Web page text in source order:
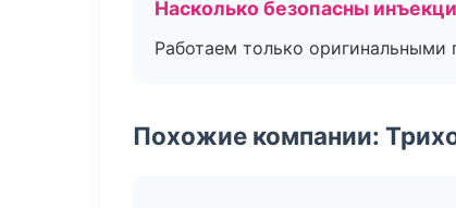
Насколько безопасны
Работаем только
Похожие компании: